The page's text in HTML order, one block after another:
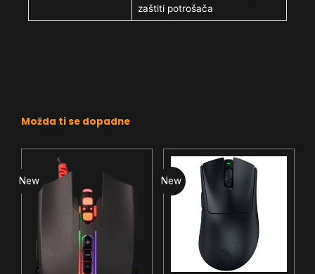
zaštiti potrošača
Možda ti se dopadne
New New